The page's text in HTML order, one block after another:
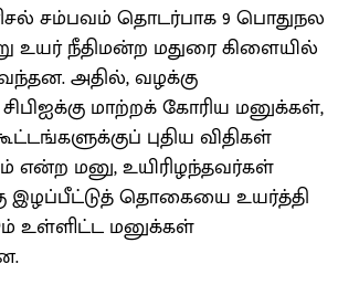
சம்பவம் தொடர்பாக 9 பொதுநல
உயர் நீதிமன்ற மதுரை கிளையில்
அதில், வழக்கு
மாற்றக் கோரிய மனுக்கள்,
புதிய விதிகள்
என்ற மனு, உயிரிழந்தவர்கள்
இழப்பீட்டுத் தொகையை உயர்த்தி
உள்ளிட்ட மனுக்கள்